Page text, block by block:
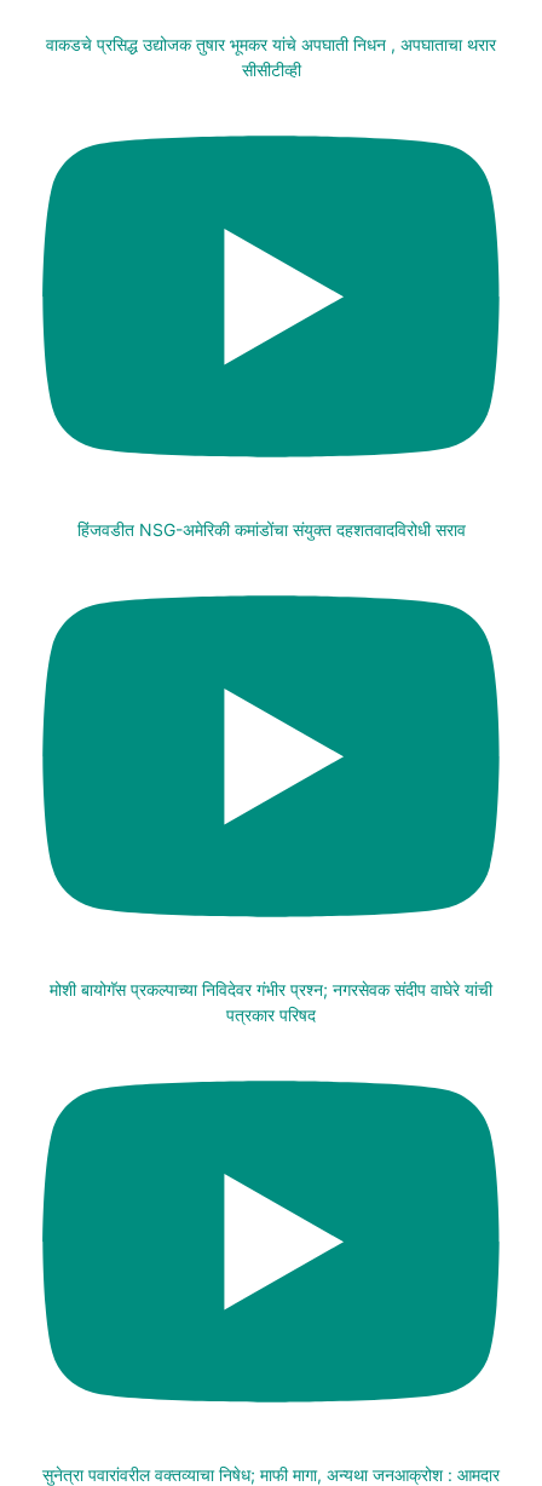
वाकडचे प्रसिद्ध उद्योजक तुषार भूमकर यांचे अपघाती निधन , अपघाताचा थरार
सीसीटीव्ही
हिंजवडीत NSG-अमेरिकी कमांडोंचा संयुक्त दहशतवादविरोधी सराव
मोशी बायोगॅस प्रकल्पाच्या निविदेवर गंभीर प्रश्न; नगरसेवक संदीप वाघेरे यांची
पत्रकार परिषद
सुनेत्रा पवारांवरील वक्तव्याचा निषेध; माफी मागा, अन्यथा जनआक्रोश : आमदार